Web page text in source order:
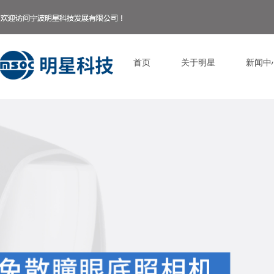
首页 关于明星 新闻中